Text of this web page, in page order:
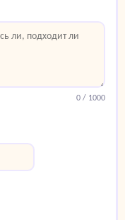
0/ 1000